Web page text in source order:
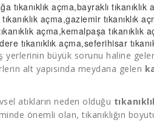
tıkanıklık açma,bayraklı tıkanıklık
tıkanıklık açma,gaziemir tıkanıklık
açma,kemalpaşa tıkanıklık
tıkanıklık açma,seferihisar
yerlerinin büyük sorunu haline
alt yapısında meydana gelen
atıkların neden olduğu
önemli olan, tıkanıklığın